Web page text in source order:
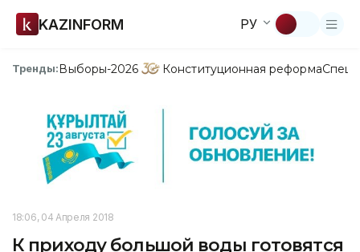
KAZINFORM РУ
Тренды:Выборы-2026 Конституционная реформа
18:06, 04 Апреля 2018
К приходу большой воды готовятся